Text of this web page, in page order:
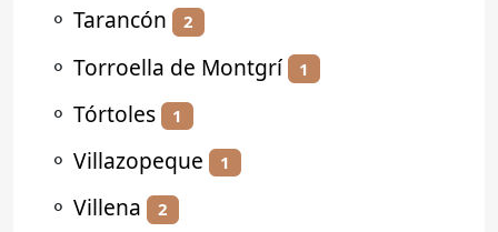
⚬ Tarancón 2
⚬ Torroella de Montgrí 1
⚬ Tórtoles 1
⚬ Villazopeque 1
⚬ Villena 2